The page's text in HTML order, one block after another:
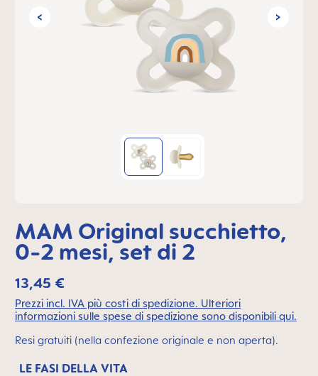
MAM Original succhietto,
0-2 mesi, set di 2
13,45 €
Prezzi incl. IVA più costi di spedizione. Ulteriori
informazioni sulle spese di spedizione sono disponibili qui.
Resi gratuiti (nella confezione originale e non aperta).
LE FASI DELLA VITA